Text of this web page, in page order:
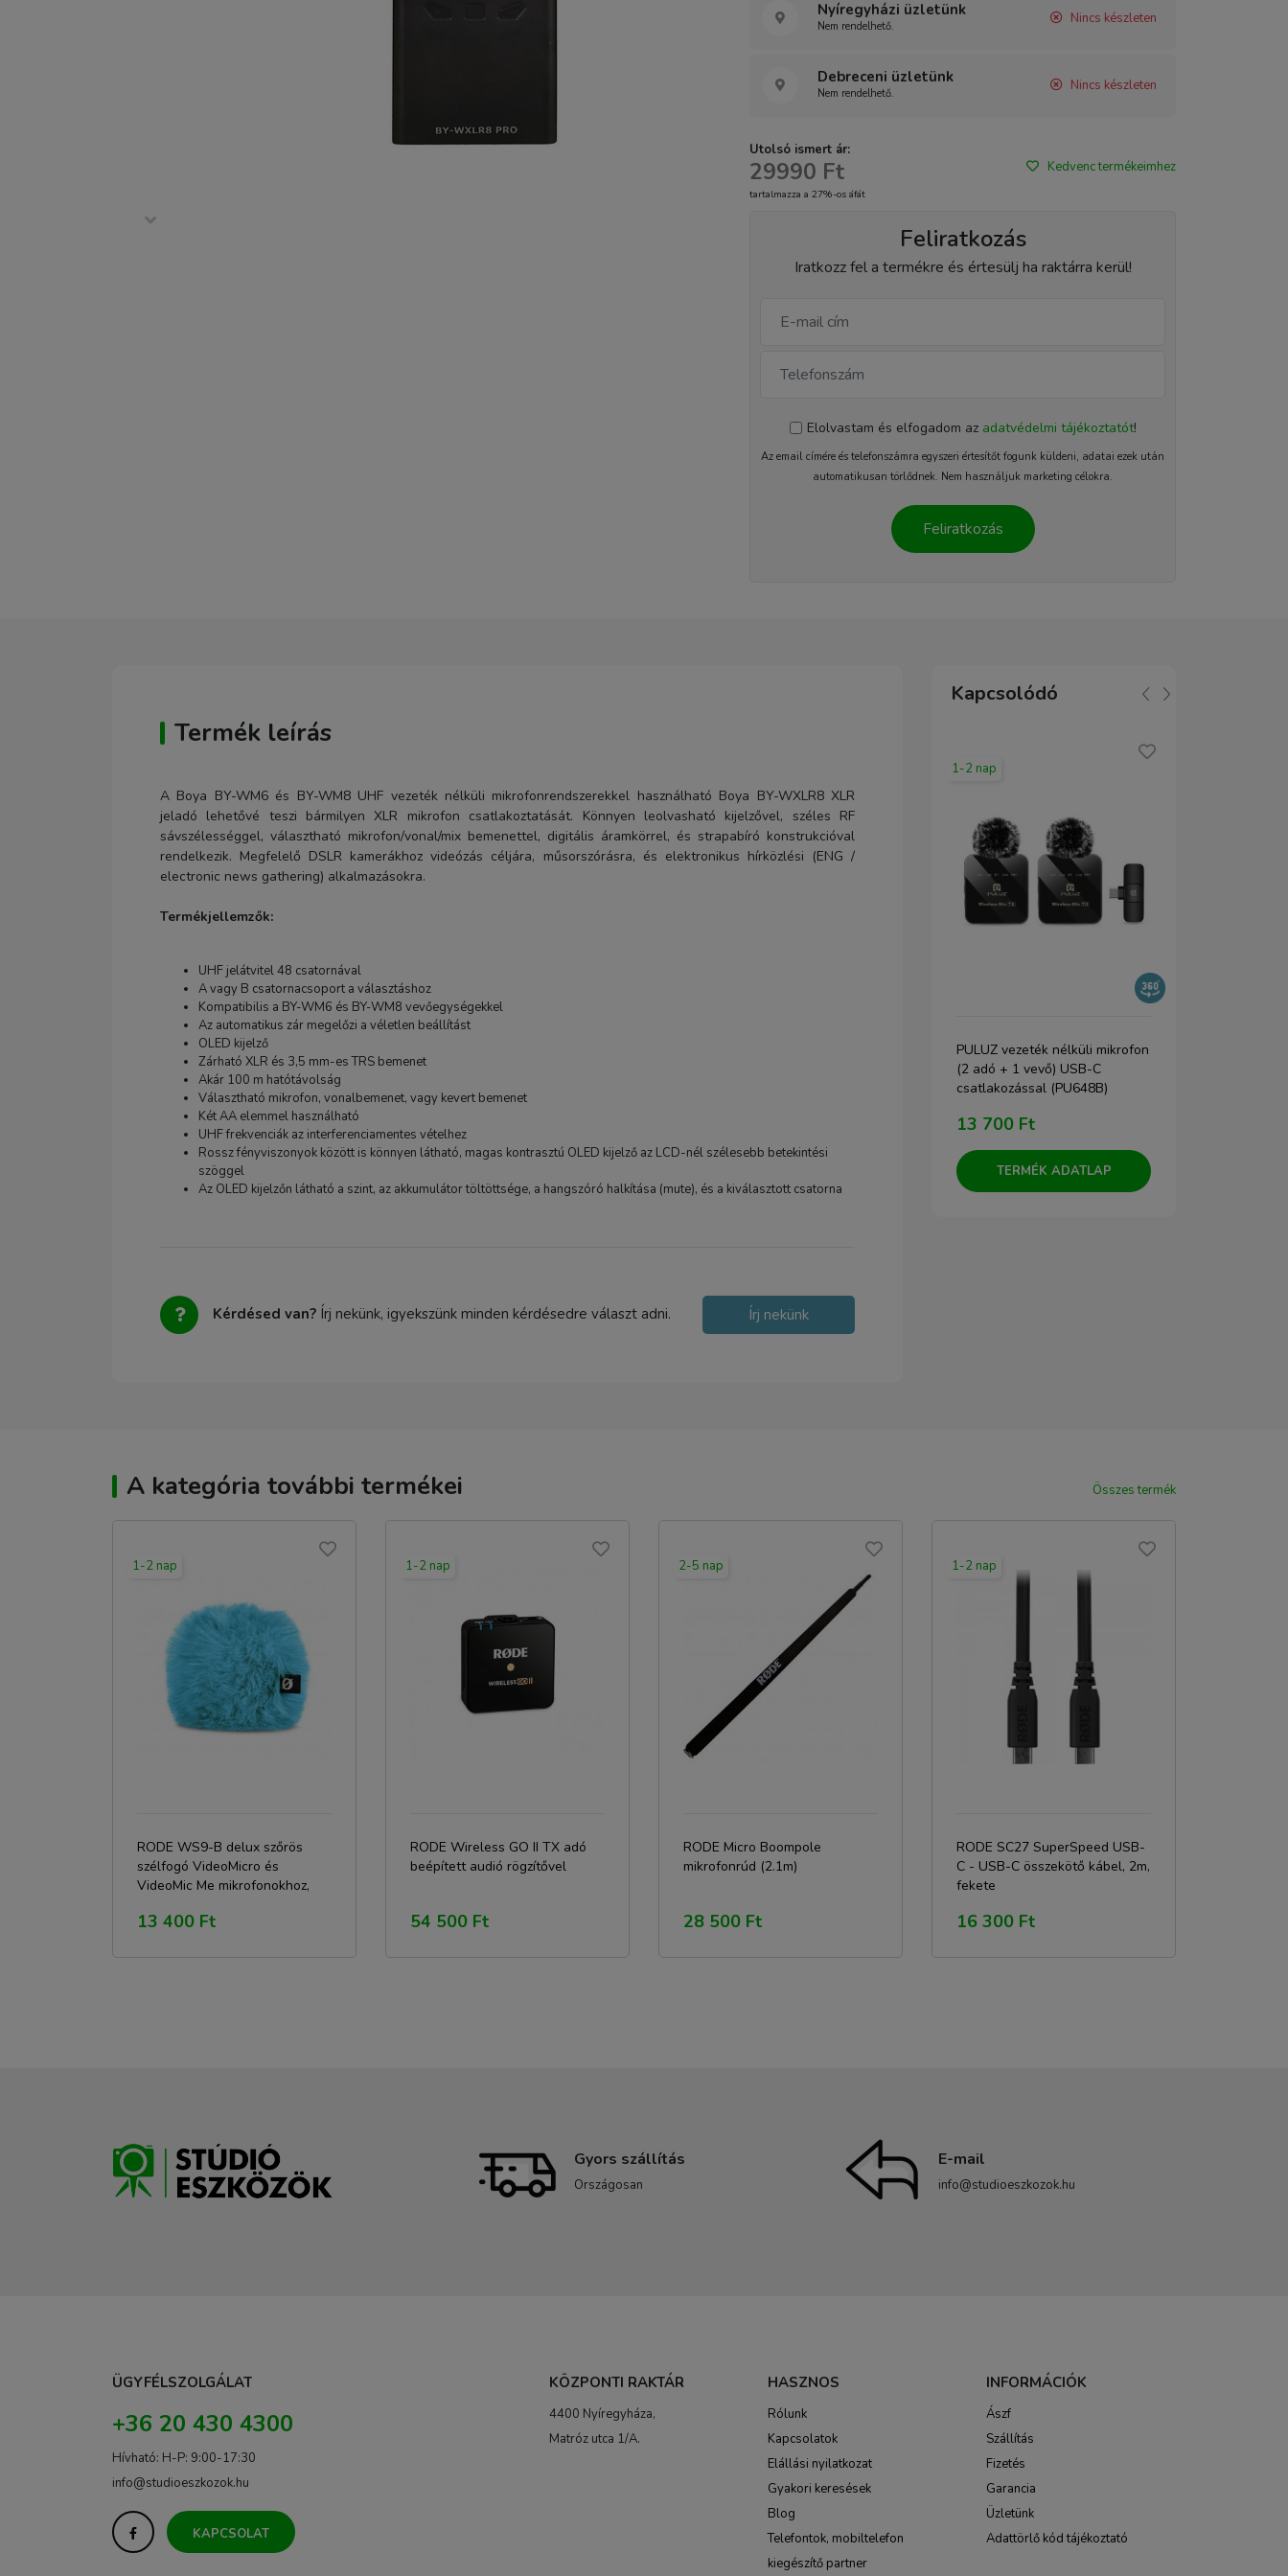
Nyíregyházi üzletünk
Nem rendelhető. Nincs készleten
Debreceni üzletünk
Nem rendelhető. Nincs készleten
Utolsó ismert ár:
29990 Ft
tartalmazza a 27%-os áfát
Kedvenc termékeimhez
Feliratkozás
Iratkozz fel a termékre és értesülj ha raktárra kerül!
Elolvastam és elfogadom az adatvédelmi tájékoztatót!
Az email címére és telefonszámra egyszeri értesítőt fogunk küldeni, adatai ezek után
automatikusan törlődnek. Nem használjuk marketing célokra.
Feliratkozás
Termék leírás
A Boya BY-WM6 és BY-WM8 UHF vezeték nélküli mikrofonrendszerekkel használható Boya BY-WXLR8 XLR
jeladó lehetővé teszi bármilyen XLR mikrofon csatlakoztatását. Könnyen leolvasható kijelzővel, széles RF
sávszélességgel, választható mikrofon/vonal/mix bemenettel, digitális áramkörrel, és strapabíró konstrukcióval
rendelkezik. Megfelelő DSLR kamerákhoz videózás céljára, műsorszórásra, és elektronikus hírközlési (ENG /
electronic news gathering) alkalmazásokra.
Termékjellemzők:
UHF jelátvitel 48 csatornával
A vagy B csatornacsoport a választáshoz
Kompatibilis a BY-WM6 és BY-WM8 vevőegységekkel
Az automatikus zár megelőzi a véletlen beállítást
OLED kijelző
Zárható XLR és 3,5 mm-es TRS bemenet
Akár 100 m hatótávolság
Választható mikrofon, vonalbemenet, vagy kevert bemenet
Két AA elemmel használható
UHF frekvenciák az interferenciamentes vételhez
Rossz fényviszonyok között is könnyen látható, magas kontrasztú OLED kijelző az LCD-nél szélesebb betekintési
szöggel
Az OLED kijelzőn látható a szint, az akkumulátor töltöttsége, a hangszóró halkítása (mute), és a kiválasztott csatorna
Kérdésed van? Írj nekünk, igyekszünk minden kérdésedre választ adni. Írj nekünk
Kapcsolódó
1-2 nap
PULUZ vezeték nélküli mikrofon
(2 adó + 1 vevő) USB-C
csatlakozással (PU648B)
13 700 Ft
TERMÉK ADATLAP
A kategória további termékei Összes termék
1-2 nap
RODE WS9-B delux szőrös
szélfogó VideoMicro és
VideoMic Me mikrofonokhoz,
13 400 Ft
1-2 nap
RODE Wireless GO II TX adó
beépített audió rögzítővel
54 500 Ft
2-5 nap
RODE Micro Boompole
mikrofonrúd (2.1m)
28 500 Ft
1-2 nap
RODE SC27 SuperSpeed USB-
C - USB-C összekötő kábel, 2m,
fekete
16 300 Ft
Gyors szállítás
Országosan
E-mail
info@studioeszkozok.hu
ÜGYFÉLSZOLGÁLAT
+36 20 430 4300
Hívható: H-P: 9:00-17:30
info@studioeszkozok.hu
KAPCSOLAT
KÖZPONTI RAKTÁR
4400 Nyíregyháza,
Matróz utca 1/A.
HASZNOS
Rólunk
Kapcsolatok
Elállási nyilatkozat
Gyakori keresések
Blog
Telefontok, mobiltelefon
kiegészítő partner
INFORMÁCIÓK
Ászf
Szállítás
Fizetés
Garancia
Üzletünk
Adattörlő kód tájékoztató